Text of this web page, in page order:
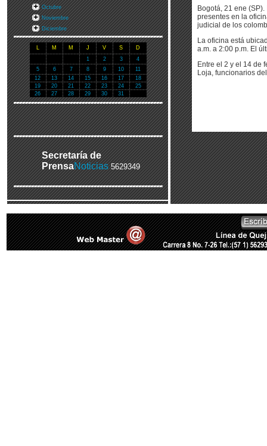
Octubre
Noviembre
Diciembre
L M M J V S
D
1
2 3
4
5
6 7 8 9 10
11
12
13 14 15 16 17
18
19
20 21 22 23 24
25
26
27 28 29 30 31
Secretaría de
PrensaNoticias 5629349
Bogotá, 21 ene
presentes en la
judicial de los
La oficina está
a.m. a 2:00 p.m. El
Entre el 2 y el 14 de
Loja, funcionarios